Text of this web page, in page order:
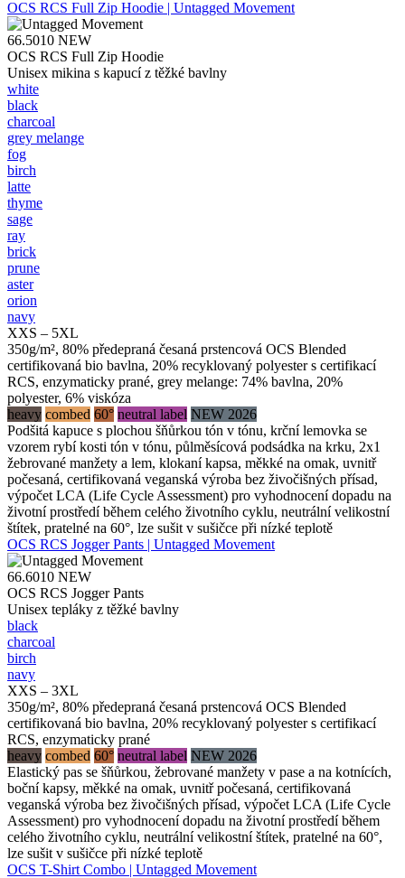
OCS RCS Full Zip Hoodie | Untagged Movement
66.5010 NEW
OCS RCS Full Zip Hoodie
Unisex mikina s kapucí z těžké bavlny
white
black
charcoal
grey melange
fog
birch
latte
thyme
sage
ray
brick
prune
aster
orion
navy
XXS – 5XL
350g/m², 80% předepraná česaná prstencová OCS Blended
certifikovaná bio bavlna, 20% recyklovaný polyester s certifikací
RCS, enzymaticky prané, grey melange: 74% bavlna, 20%
polyester, 6% viskóza
heavy combed 60° neutral label NEW 2026
Podšitá kapuce s plochou šňůrkou tón v tónu, krční lemovka se
vzorem rybí kosti tón v tónu, půlměsícová podsádka na krku, 2x1
žebrované manžety a lem, klokaní kapsa, měkké na omak, uvnitř
počesaná, certifikovaná veganská výroba bez živočišných přísad,
výpočet LCA (Life Cycle Assessment) pro vyhodnocení dopadu na
životní prostředí během celého životního cyklu, neutrální velikostní
štítek, pratelné na 60°, lze sušit v sušičce při nízké teplotě
OCS RCS Jogger Pants | Untagged Movement
66.6010 NEW
OCS RCS Jogger Pants
Unisex tepláky z těžké bavlny
black
charcoal
birch
navy
XXS – 3XL
350g/m², 80% předepraná česaná prstencová OCS Blended
certifikovaná bio bavlna, 20% recyklovaný polyester s certifikací
RCS, enzymaticky prané
heavy combed 60° neutral label NEW 2026
Elastický pas se šňůrkou, žebrované manžety v pase a na kotnících,
boční kapsy, měkké na omak, uvnitř počesaná, certifikovaná
veganská výroba bez živočišných přísad, výpočet LCA (Life Cycle
Assessment) pro vyhodnocení dopadu na životní prostředí během
celého životního cyklu, neutrální velikostní štítek, pratelné na 60°,
lze sušit v sušičce při nízké teplotě
OCS T-Shirt Combo | Untagged Movement